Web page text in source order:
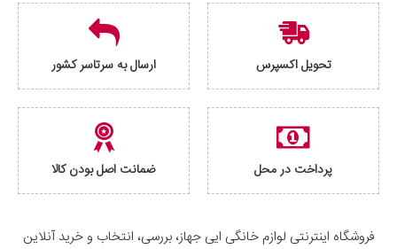
تحویل اکسپرس ارسال به سرتاسر کشور
پرداخت در محل ضمانت اصل بودن کالا
فروشگاه اینترنتی لوازم خانگی ایی جهاز، بررسی، انتخاب و خرید آنلاین